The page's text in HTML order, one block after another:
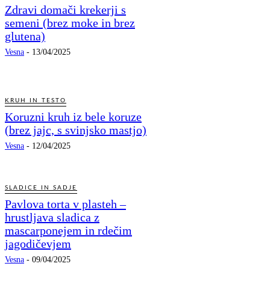
Zdravi domači krekerji s
semeni (brez moke in brez
glutena)
Vesna - 13/04/2025
KRUH IN TESTO
Koruzni kruh iz bele koruze
(brez jajc, s svinjsko mastjo)
Vesna - 12/04/2025
SLADICE IN SADJE
Pavlova torta v plasteh –
hrustljava sladica z
mascarponejem in rdečim
jagodičevjem
Vesna - 09/04/2025